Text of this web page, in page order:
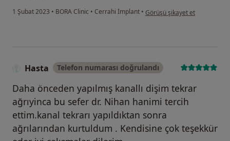
1 Şubat 2023 • BORA Clinic • Cerrahi İmplant • kullanıcının görüşüne göre
Görüşü şikayet et
Hasta Telefon numarası doğrulandı
Daha önceden yapılmış kanallı dişim tekrar
ağrıyinca bu sefer dr. Nihan hanimi tercih
ettim.kanal tekrarı yapıldıktan sonra
ağrılarından kurtuldum . Kendisine çok teşekkür